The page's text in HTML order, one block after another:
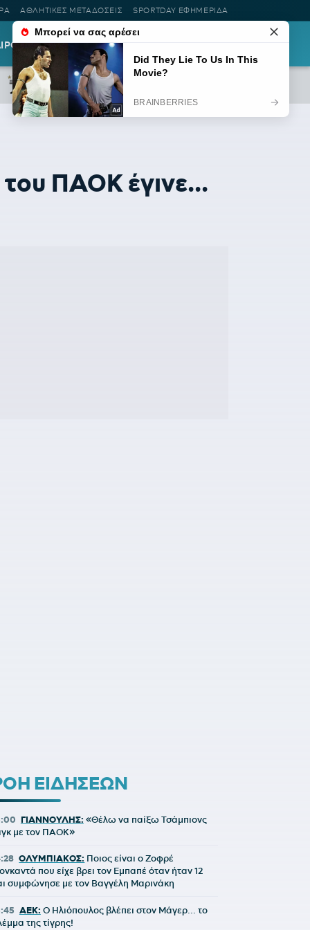
ΑΘΛΗΤΙΚΕΣ ΜΕΤΑΔΟΣΕΙΣ SPORTDAY ΕΦΗΜΕΡΙΔΑ
LIFESTYLE
του ΠΑΟΚ έγινε...
ΕΙΔΗΣΕΩΝ
ΓΙΑΝΝΟΥΛΗΣ: «Θέλω να παίξω Τσάμπιονς
με τον ΠΑΟΚ»
ΟΛΥΜΠΙΑΚΟΣ: Ποιος είναι ο Ζοφρέ
που είχε βρει τον Εμπαπέ όταν ήταν 12
συμφώνησε με τον Βαγγέλη Μαρινάκη
ΑΕΚ: Ο Ηλιόπουλος βλέπει στον Μάγερ... το
της τίγρης!